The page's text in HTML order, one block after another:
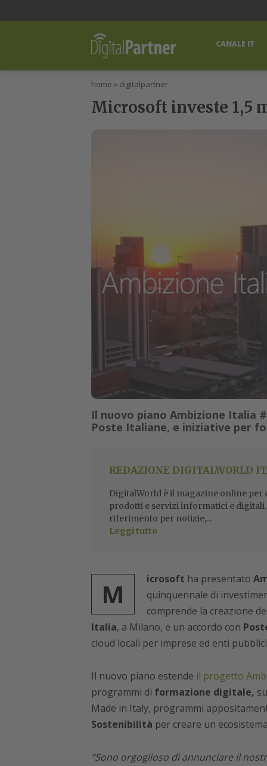
CANALE IT
home » digitalpartner
Microsoft investe 1,5
Il nuovo piano Ambizione Italia
Poste Italiane, e iniziative per
REDAZIONE DIGITALWORLD
DigitalWorld è il magazine online per
prodotti e servizi informatici e
riferimento per notizie,...
Leggi tutto
M icrosoft ha presentato
quinquennale di
comprende la creazione
Italia, a Milano, e un accordo con
cloud locali per imprese ed enti
Il nuovo piano estende il progetto
programmi di formazione digitale,
Made in Italy, programmi
Sostenibilità per creare un
“Sono orgoglioso di annunciare il